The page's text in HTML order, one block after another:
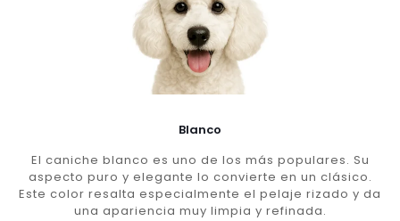
Blanco
El caniche blanco es uno de los más populares. Su
aspecto puro y elegante lo convierte en un clásico.
Este color resalta especialmente el pelaje rizado y da
una apariencia muy limpia y refinada.